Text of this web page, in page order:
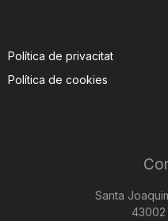
Política de privacitat
Política de cookies
Santa
43002